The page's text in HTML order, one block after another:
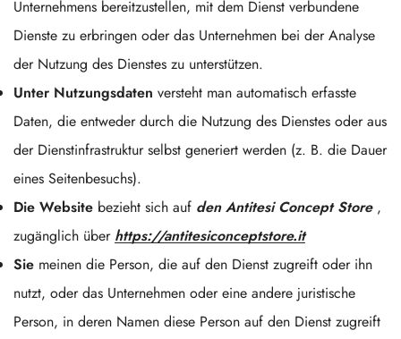
Unternehmens bereitzustellen, mit dem Dienst verbundene
Dienste zu erbringen oder das Unternehmen bei der Analyse
der Nutzung des Dienstes zu unterstützen.
Unter Nutzungsdaten versteht man automatisch erfasste
Daten, die entweder durch die Nutzung des Dienstes oder aus
der Dienstinfrastruktur selbst generiert werden (z. B. die Dauer
eines Seitenbesuchs).
Die Website bezieht sich auf den Antitesi Concept Store,
zugänglich über https://antitesiconceptstore.it
Sie meinen die Person, die auf den Dienst zugreift oder ihn
nutzt, oder das Unternehmen oder eine andere juristische
Person, in deren Namen diese Person auf den Dienst zugreift